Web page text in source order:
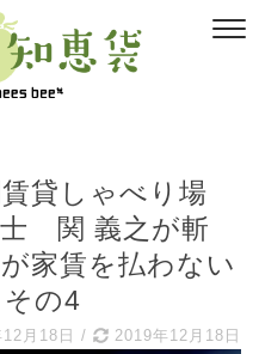
貸しゃべり場
士 関 義之が斬
賃を払わない
の4
月18日 / 2019年12月18日